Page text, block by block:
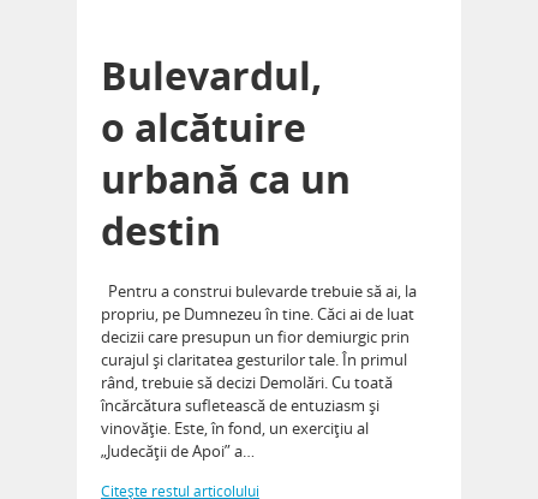
Bulevardul,
o alcătuire
urbană ca un
destin
Pentru a construi bulevarde trebuie să ai, la
propriu, pe Dumnezeu în tine. Căci ai de luat
decizii care presupun un fior demiurgic prin
curajul şi claritatea gesturilor tale. În primul
rând, trebuie să decizi Demolări. Cu toată
încărcătura sufletească de entuziasm şi
vinovăţie. Este, în fond, un exerciţiu al
„Judecăţii de Apoi” a…
Citeşte restul articolului